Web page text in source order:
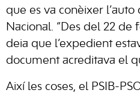
que es va conèixer l’auto
Nacional. “Des del 22 de
deia que l’expedient
document acreditava el
Així les coses, el PSIB-